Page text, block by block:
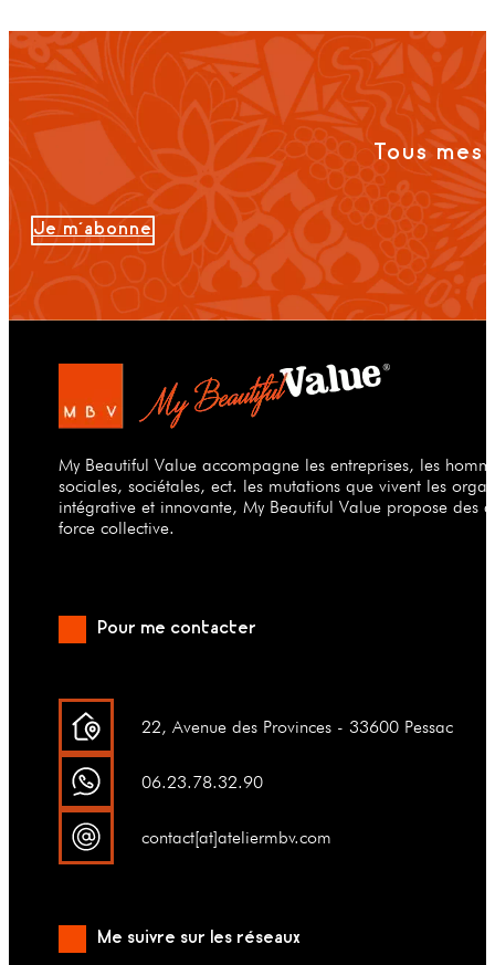
Tous
Je m'abonne
My Beautiful Value accompagne les entreprises, les
sociales, sociétales, ect. les mutations que vivent les
intégrative et innovante, My Beautiful Value propose des
force collective.
Pour me contacter
22, Avenue des Provinces - 33600 Pessac
06.23.78.32.90
contact[at]ateliermbv.com
Me suivre sur les réseaux